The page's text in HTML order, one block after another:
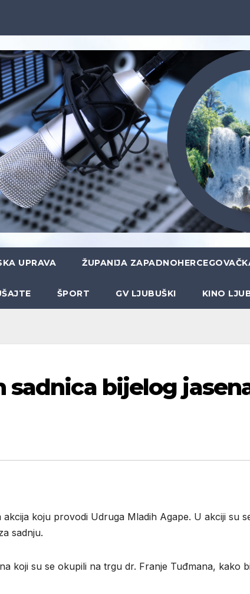
UPRAVA ŽUPANIJA
ŠPORT GV LJUBUŠKI KINO
sadnica bijelog
koju provodi Udruga Mladih Agape. U akciji su
sadnju.
koji su se okupili na trgu dr. Franje Tuđmana, kako